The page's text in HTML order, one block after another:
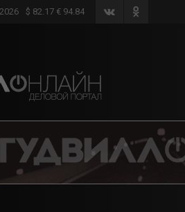
$ 82.17 € 94.84